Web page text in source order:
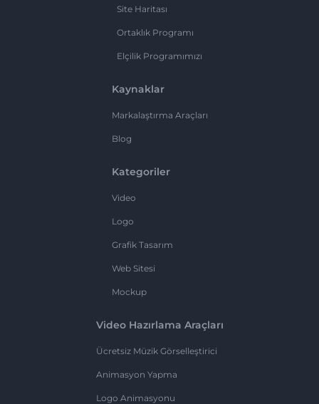
Site Haritası
Ortaklık Programı
Elçilik Programımızı
Kaynaklar
Markalaştırma Araçları
Blog
Kategoriler
Video
Logo
Grafik Tasarım
Web Sitesi
Mockup
Video Hazırlama Araçları
Ücretsiz Müzik Görselleştirici
Animasyon Yapma
Logo Animasyonu